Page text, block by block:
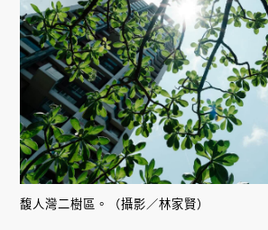
馥人灣二樹區。（攝影／林家賢）